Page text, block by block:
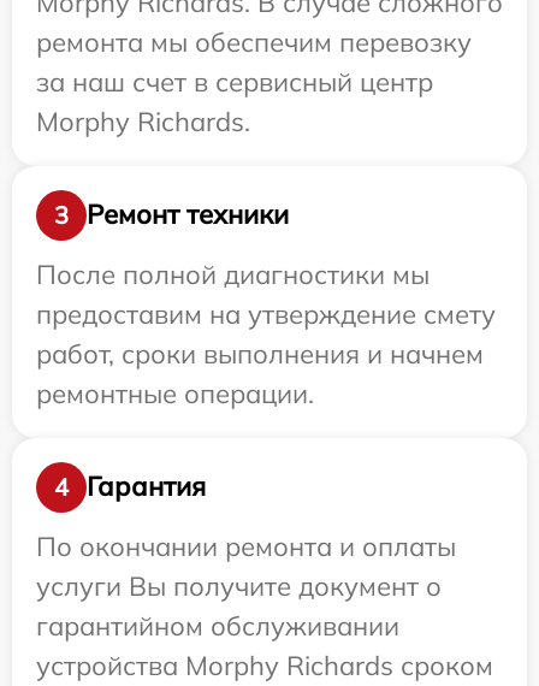
ремонта мы обеспечим перевозку
за наш счет в сервисный центр
Morphy Richards.
3
Ремонт техники
После полной диагностики мы
предоставим на утверждение смету
работ, сроки выполнения и начнем
ремонтные операции.
4
Гарантия
По окончании ремонта и оплаты
услуги Вы получите документ о
гарантийном обслуживании
устройства Morphy Richards сроком